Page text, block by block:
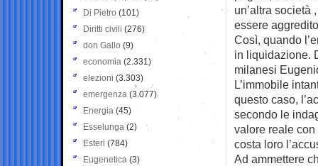
un’altra società
essere
Così, quando
in liquidazione.
milanesi
L’immobile
questo caso,
secondo le
valore reale
costa loro
Ad ammettere
Di Pietro (101)
Diritti civili (276)
don Gallo (9)
economia (2.331)
elezioni (3.303)
emergenza (3.077)
Energia (45)
Esselunga (2)
Esteri (784)
Eugenetica (3)